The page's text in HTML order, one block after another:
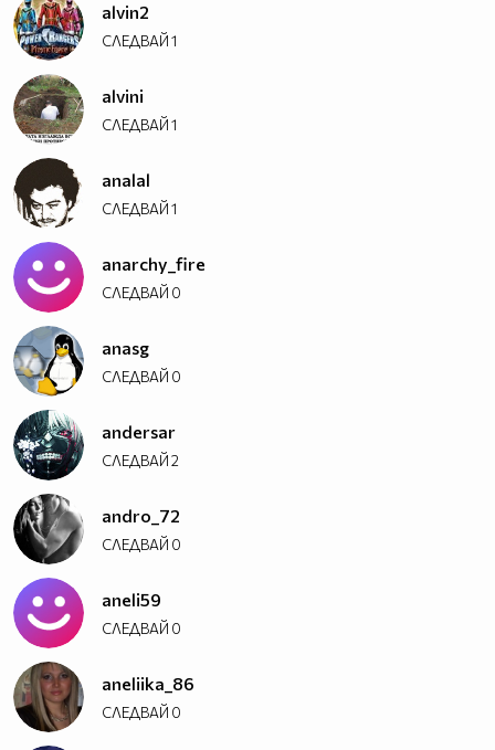
alvin2
СЛЕДВАЙ1
alvini
СЛЕДВАЙ1
analal
СЛЕДВАЙ1
anarchy_fire
СЛЕДВАЙ 0
anasg
СЛЕДВАЙ 0
andersar
СЛЕДВАЙ2
andro_72
СЛЕДВАЙ 0
aneli59
СЛЕДВАЙ 0
aneliika_86
СЛЕДВАЙ 0